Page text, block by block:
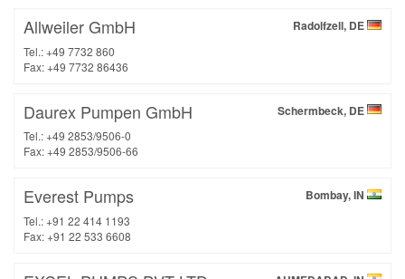
Radolfzell, DE
Allweiler GmbH
Tel.: +49 7732 860
Fax: +49 7732 86436
Schermbeck, DE
Daurex Pumpen GmbH
Tel.: +49 2853/9506-0
Fax: +49 2853/9506-66
Bombay, IN
Everest Pumps
Tel.: +91 22 414 1193
Fax: +91 22 533 6608